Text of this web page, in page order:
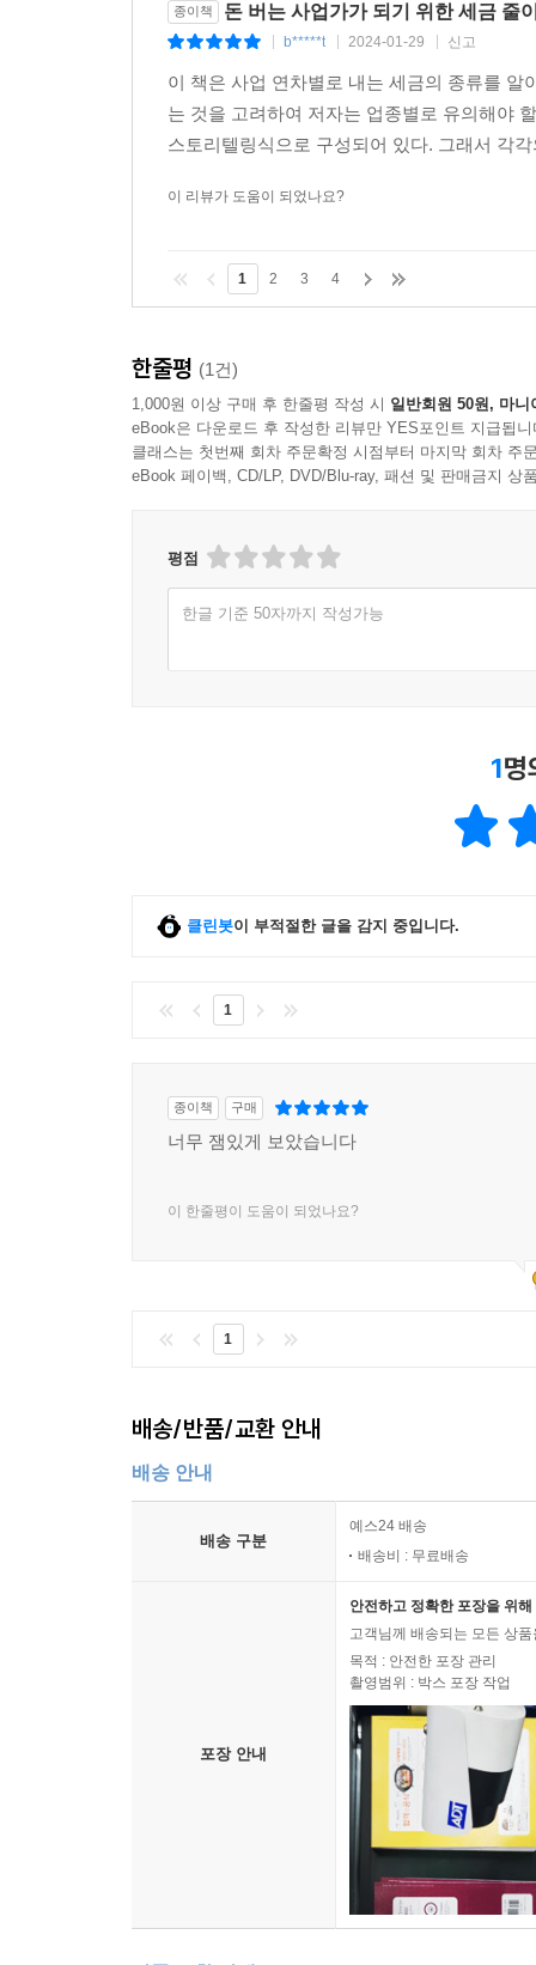
종이책 돈 버는 사업가가 되기 위한 세금 줄
b*****t 2024-01-29 신고
이 책은 사업 연차별로 내는 세금의 종류를
는 것을 고려하여 저자는 업종별로 유의해야
스토리텔링식으로 구성되어 있다. 그래서 각
이 리뷰가 도움이 되었나요?
1 2 3 4
한줄평 (1건)
1,000원 이상 구매 후 한줄평 작성 시 일반회원 50원, 마니
eBook은 다운로드 후 작성한 리뷰만 YES포인트 지급됩니
클래스는 첫번째 회차 주문확정 시점부터 마지막 회차 주
eBook 페이백, CD/LP, DVD/Blu-ray, 패션 및 판매금지 상
평점
한글 기준 50자까지 작성가능
1명
클린봇이 부적절한 글을 감지 중입니다.
1
종이책 구매
너무 잼있게 보았습니다
이 한줄평이 도움이 되었나요?
1
배송/반품/교환 안내
배송 안내
배송 구분
예스24 배송
배송비 : 무료배송
포장 안내
안전하고 정확한 포장을 위
고객님께 배송되는 모든 상
목적 : 안전한 포장 관리
촬영범위 : 박스 포장 작업